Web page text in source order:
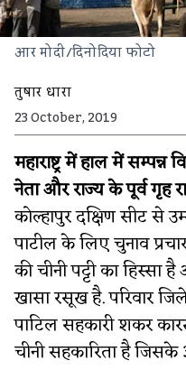
आर मोदी/दिनोदिया फोटो
तुषार धारा
23 October, 2019
महाराष्ट्र में हाल में
नेता और राज्य के पूर्व गृह
कोल्हापुर दक्षिण सीट से
पाटील के लिए चुनाव प्रचार
की चीनी पट्टी का हिस्सा
खासा रसूख है. परिवार
पाटिल सहकारी शकर
चीनी सहकारिता है